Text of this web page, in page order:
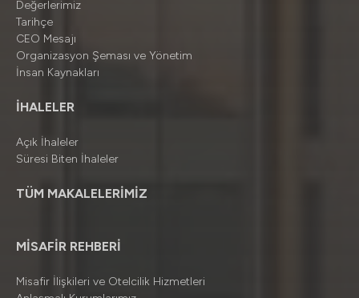
Değerlerimiz
Tarihçe
CEO Mesajı
Organizasyon Şeması ve Yönetim
İnsan Kaynakları
İHALELER
Açık İhaleler
Süresi Biten İhaleler
TÜM MAKALELERİMİZ
MİSAFİR REHBERİ
Misafir İlişkileri ve Otelcilik Hizmetleri